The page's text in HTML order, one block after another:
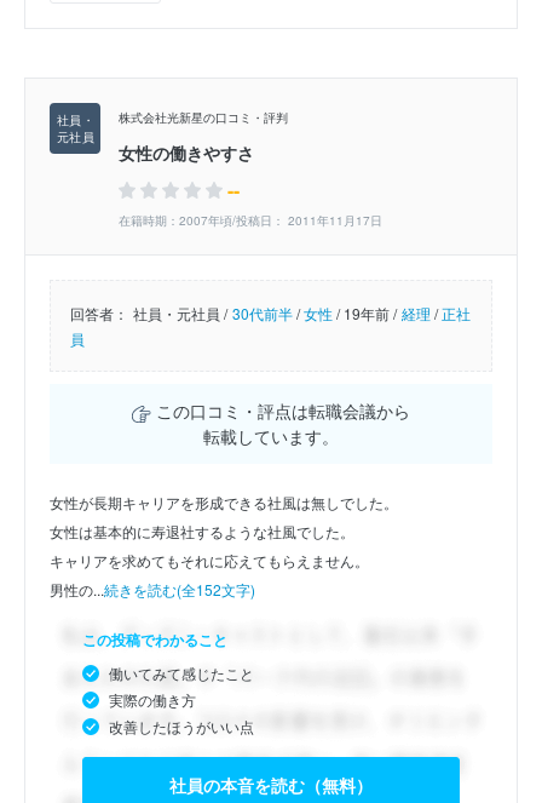
株式会社光新星の口コミ・評判
女性の働きやすさ
--
在籍時期：2007年頃/投稿日： 2011年11月17日
回答者： 社員・元社員 / 30代前半/女性/19年前 / 経理 /正社
員
この口コミ・評点は転職会議から
転載しています。
女性が長期キャリアを形成できる社風は無しでした。
女性は基本的に寿退社するような社風でした。
キャリアを求めてもそれに応えてもらえません。
男性の...続きを読む(全152文字)
この投稿でわかること
働いてみて感じたこと
実際の働き方
改善したほうがいい点
社員の本音を読む（無料）